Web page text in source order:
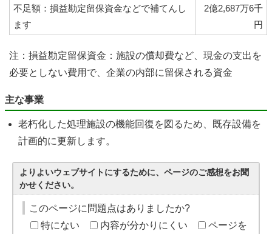
不足額：損益勘定留保資金などで補てんし
ます
2億2,687万6千
円
注：損益勘定留保資金：施設の償却費など、現金の支出を
必要としない費用で、企業の内部に留保される資金
主な事業
老朽化した処理施設の機能回復を図るため、既存設備を
計画的に更新します。
よりよいウェブサイトにするために、ページのご感想をお聞
かせください。
このページに問題点はありましたか?
特にない
内容が分かりにくい
ページを